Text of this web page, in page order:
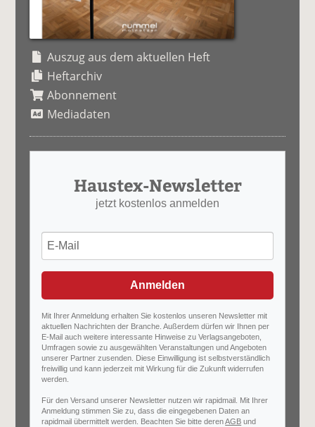
Auszug aus dem aktuellen Heft
Heftarchiv
Abonnement
Mediadaten
Haustex-Newsletter
jetzt kostenlos anmelden
Anmelden
Mit Ihrer Anmeldung erhalten Sie kostenlos unseren Newsletter mit
aktuellen Nachrichten der Branche. Außerdem dürfen wir Ihnen per
E-Mail auch weitere interessante Hinweise zu Verlagsangeboten,
Umfragen sowie zu ausgewählten Veranstaltungen und Angeboten
unserer Partner zusenden. Diese Einwilligung ist selbstverständlich
freiwillig und kann jederzeit mit Wirkung für die Zukunft widerrufen
werden.
Für den Versand unserer Newsletter nutzen wir rapidmail. Mit Ihrer
Anmeldung stimmen Sie zu, dass die eingegebenen Daten an
rapidmail übermittelt werden. Beachten Sie bitte derenAGB und